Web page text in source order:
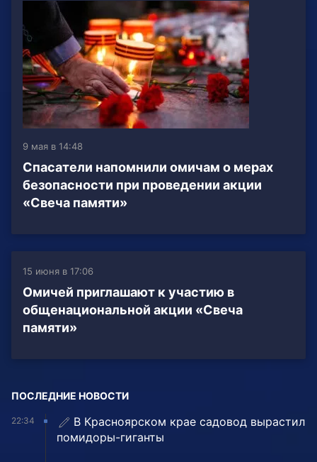
9 мая в 14:48
Спасатели напомнили омичам о мерах
безопасности при проведении акции
«Свеча памяти»
15 июня в 17:06
Омичей приглашают к участию в
общенациональной акции «Свеча
памяти»
ПОСЛЕДНИЕ НОВОСТИ
22:34
В Красноярском крае садовод вырастил
помидоры-гиганты